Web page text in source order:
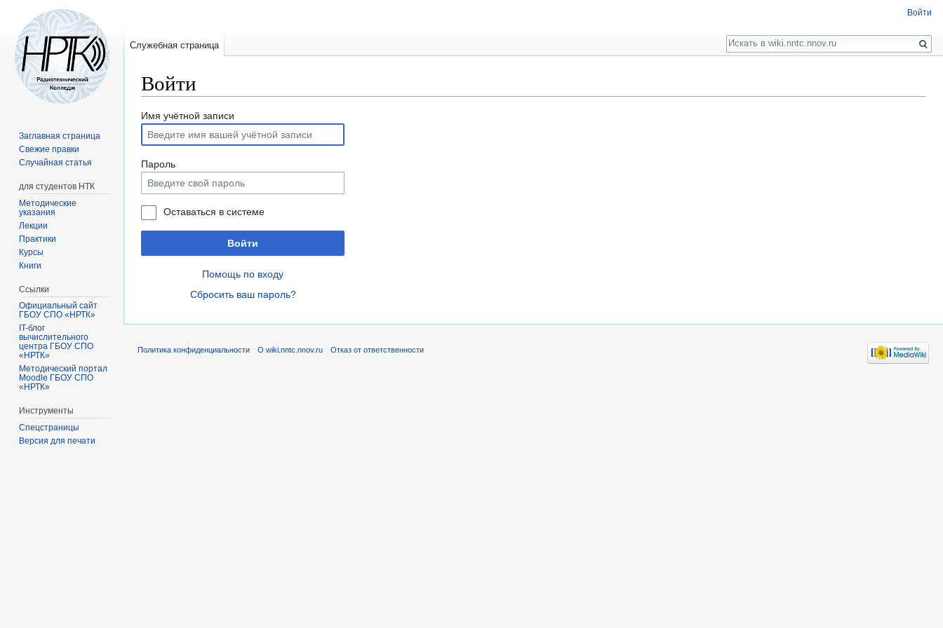
Войти
Перейти
навигации
Перейти
поиску
Имя учётной записи
Пароль
Оставаться в системе
Войти
Помощь по входу
Сбросить ваш пароль?
Войти
Служебная страница
Поиск
Заглавная страница
Свежие правки
Случайная статья
для студентов НТК
Методические
указания
Лекции
Практики
Курсы
Книги
Ссылки
Официальный сайт
ГБОУ СПО «НРТК»
IT-блог
вычислительного
центра ГБОУ СПО
«НРТК»
Методический портал
Moodle ГБОУ СПО
«НРТК»
Инструменты
Спецстраницы
Версия для печати
Политика конфиденциальности О wiki.nntc.nnov.ru Отказ от ответственности